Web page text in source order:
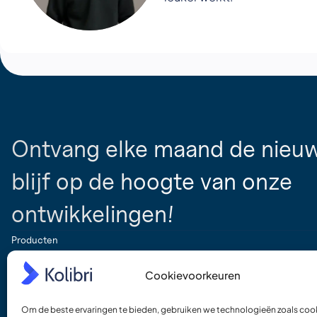
Cookievoorkeuren
Om de beste ervaringen te bieden, gebruiken we technologieën zoals
Ontvang elke maand de
blijf op de hoogte van onze
ontwikkelingen!
Producten
Kolibri CRM
Websites